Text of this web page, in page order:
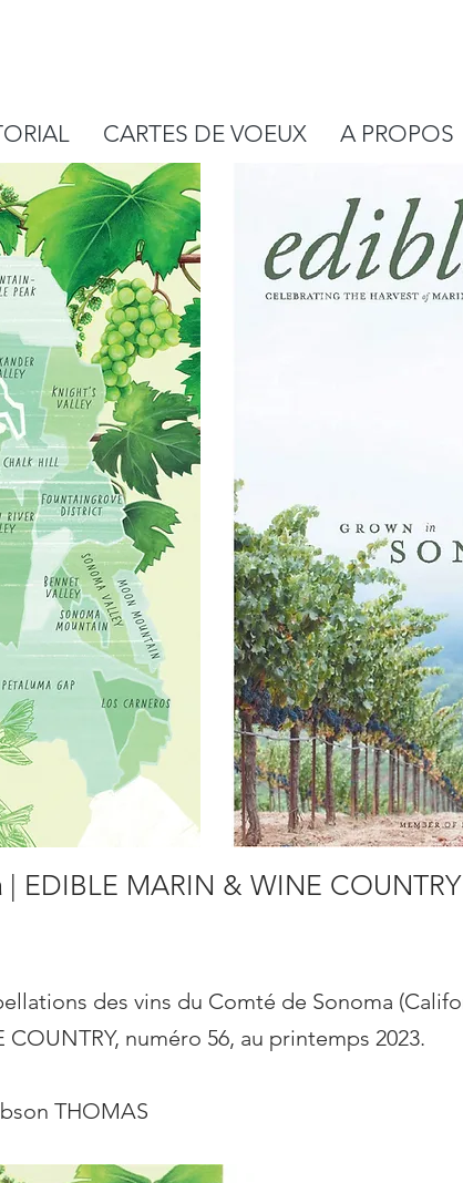
CARTES DE VOEUX A PROPOS
| EDIBLE MARIN & WINE
des vins du Comté de Sonoma
numéro 56, au printemps 2023.
THOMAS